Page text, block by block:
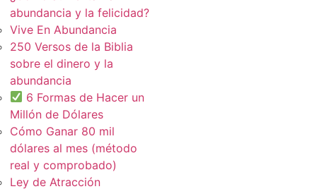
abundancia y la felicidad?
Vive En Abundancia
250 Versos de la Biblia
sobre el dinero y la
abundancia
6 Formas de Hacer un
Millón de Dólares
Cómo Ganar 80 mil
dólares al mes (método
real y comprobado)
Ley de Atracción